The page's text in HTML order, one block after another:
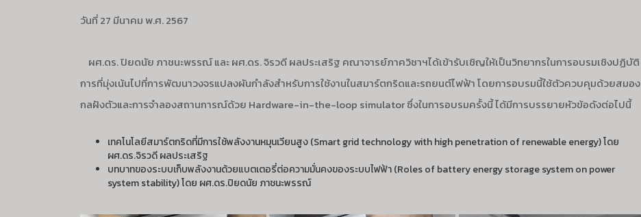
วันที่ 27 มีนาคม พ.ศ. 2567
ผศ.ดร. ปิยดนัย ภาชนะพรรณ์ และ ผศ.ดร. จิรวดี ผลประเสริฐ คณาจารย์ภาควิชาฯได้เข้ารับเชิญให้เป็นวิทยากรในการอบรมเชิงปฏิบัติ
การที่มุ่งเน้นไปที่การพัฒนาวงจรแปลงผันกำลังสำหรับการใช้งานในสมาร์ตกริดและรถยนต์ไฟฟ้า โดยการอบรมนี้ใช้ตัวควบคุมด้วยสมอง
กลฝังตัวและการจำลองสถานการณ์ด้วย Hardware-in-the-loop simulator ซึ่งในการอบรมครั้งนี้ ได้มีการบรรยายหัวข้อดังต่อไปนี้
เทคโนโลยีสมาร์ตกริดที่มีการใช้พลังงานหมุนเวียนสูง (Smart grid technology with high penetration of renewable energy) โดย
ผศ.ดร.จิรวดี ผลประเสริฐ
บทบาทของระบบเก็บพลังงานด้วยแบตเตอรี่ต่อความมั่นคงของระบบไฟฟ้า (Roles of battery energy storage system on power
system stability) โดย ผศ.ดร.ปิยดนัย ภาชนะพรรณ์